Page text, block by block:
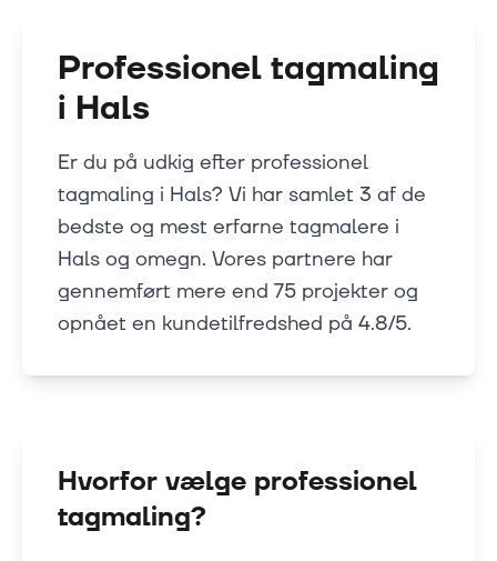
Professionel tagmaling
i Hals
Er du på udkig efter professionel
tagmaling i Hals? Vi har samlet 3 af de
bedste og mest erfarne tagmalere i
Hals og omegn. Vores partnere har
gennemført mere end 75 projekter og
opnået en kundetilfredshed på 4.8/5.
Hvorfor vælge professionel
tagmaling?